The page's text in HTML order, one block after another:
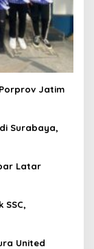
Jatim
Surabaya,
Latar
SSC,
United